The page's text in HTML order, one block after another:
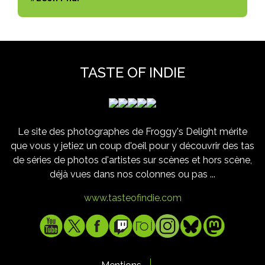
TASTE OF INDIE
Le site des photographes de Froggy's Delight mérite
que vous y jetiez un coup d'oeil pour y découvrir des tas
de séries de photos d'artistes sur scènes et hors scène,
déjà vues dans nos colonnes ou pas ...
www.tasteofindie.com